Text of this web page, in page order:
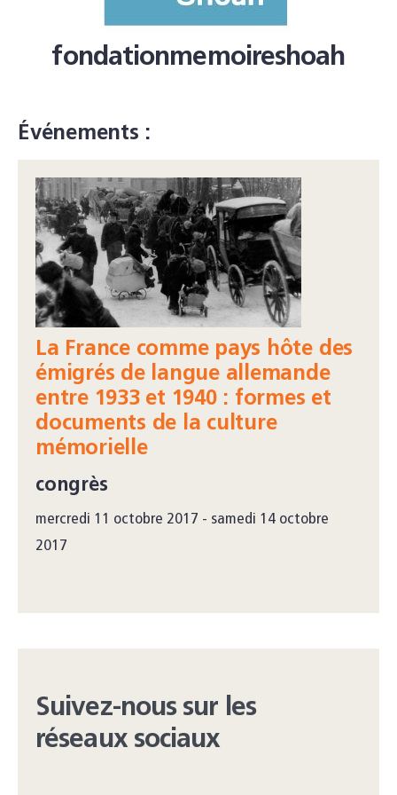
fondationmemoireshoah
Événements :
La France comme pays hôte des
émigrés de langue allemande
entre 1933 et 1940 : formes et
documents de la culture
mémorielle
congrès
mercredi 11 octobre 2017 - samedi 14 octobre
2017
Suivez-nous sur les
réseaux sociaux